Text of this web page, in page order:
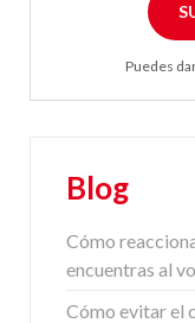
Puedes
Blog
Cómo
encuentras al
Cómo evitar el